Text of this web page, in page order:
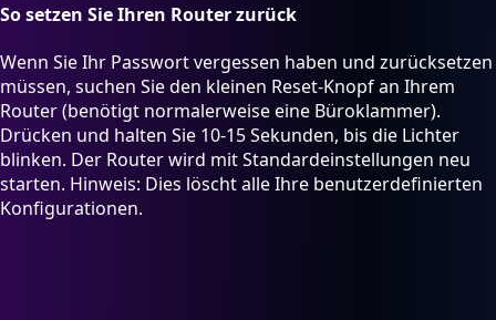
So setzen Sie Ihren Router zurück
Wenn Sie Ihr Passwort vergessen haben und zurücksetzen
müssen, suchen Sie den kleinen Reset-Knopf an Ihrem
Router (benötigt normalerweise eine Büroklammer).
Drücken und halten Sie 10-15 Sekunden, bis die Lichter
blinken. Der Router wird mit Standardeinstellungen neu
starten. Hinweis: Dies löscht alle Ihre benutzerdefinierten
Konfigurationen.